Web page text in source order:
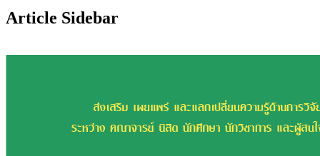
Article Sidebar